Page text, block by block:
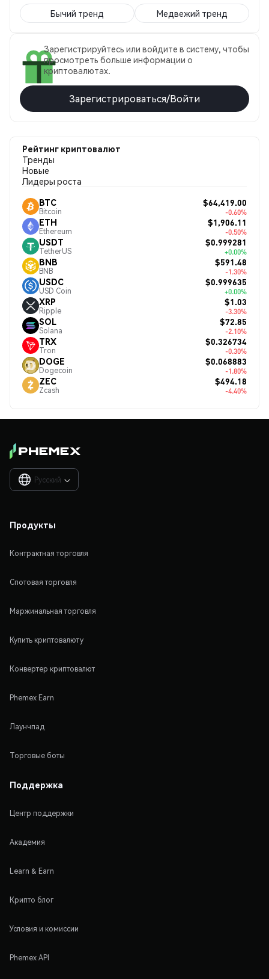
Бычий тренд Медвежий тренд
Зарегистрируйтесь или войдите в систему, чтобы
просмотреть больше информации о
криптовалютах.
Зарегистрироваться/Войти
Рейтинг криптовалют
Тренды
Новые
Лидеры роста
BTC
Bitcoin
$64,419.00
-0.60%
ETH
Ethereum
$1,906.11
-0.50%
USDT
TetherUS
$0.999281
+0.00%
BNB
BNB
$591.48
-1.30%
USDC
USD Coin
$0.999635
+0.00%
XRP
Ripple
$1.03
-3.30%
SOL
Solana
$72.85
-2.10%
TRX
Tron
$0.326734
-0.30%
DOGE
Dogecoin
$0.068883
-1.80%
ZEC
Zcash
$494.18
-4.40%
Русский 
Продукты
Контрактная торговля
Спотовая торговля
Маржинальная торговля
Купить криптовалюту
Конвертер криптовалют
Phemex Earn
Лаунчпад
Торговые боты
Поддержка
Центр поддержки
Академия
Learn & Earn
Крипто блог
Условия и комиссии
Phemex API